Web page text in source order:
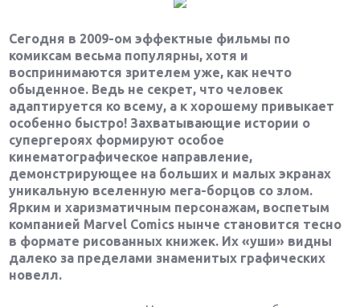
Сегодня в 2009-ом эффектные фильмы по
комиксам весьма популярны, хотя и
воспринимаются зрителем уже, как нечто
обыденное. Ведь не секрет, что человек
адаптируется ко всему, а к хорошему привыкает
особенно быстро! Захватывающие истории о
супергероях формируют особое
кинематографическое направление,
демонстрирующее на больших и малых экранах
уникальную вселенную мега-борцов со злом.
Ярким и харизматичным персонажам, воспетым
компанией Marvel Comics нынче становится тесно
в формате рисованных книжек. Их «уши» видны
далеко за пределами знаменитых графических
новелл.